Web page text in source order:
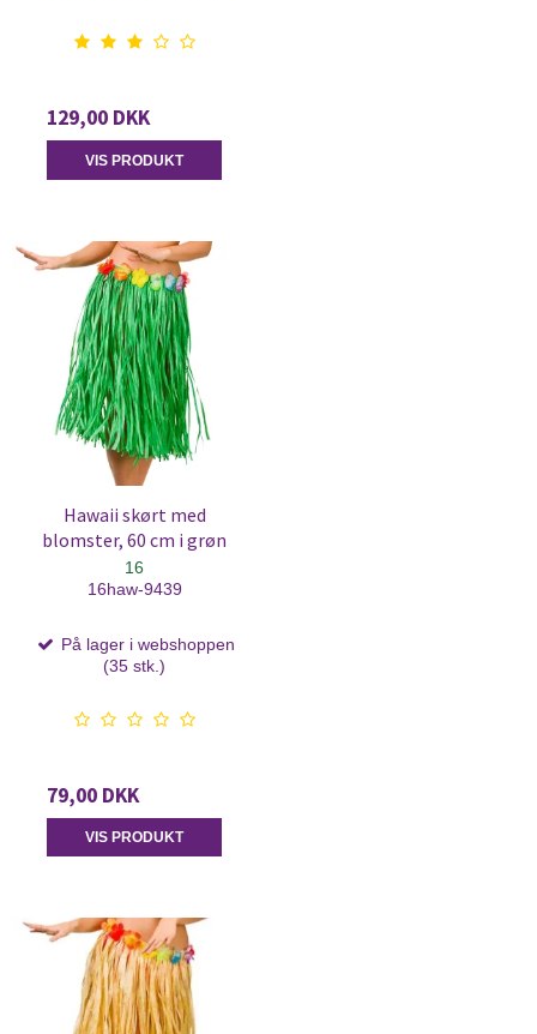
129,00 DKK
VIS PRODUKT
Hawaii skørt med
blomster, 60 cm i grøn
16
16haw-9439
På lager i webshoppen
(35 stk.)
79,00 DKK
VIS PRODUKT